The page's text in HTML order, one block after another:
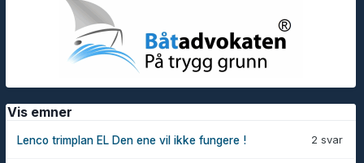
Vis emner
2 svar
Lenco trimplan EL Den ene vil ikke fungere !